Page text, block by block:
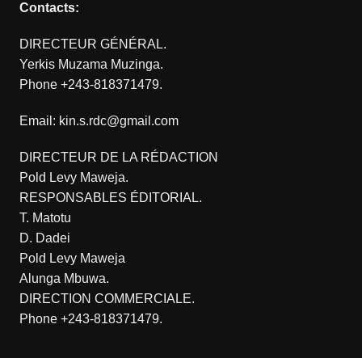
Contacts:
DIRECTEUR GÉNÉRAL.
Yerkis Muzama Muzinga.
Phone +243-818371479.
Email: kin.s.rdc@gmail.com
DIRECTEUR DE LA RÉDACTION
Pold Levy Maweja.
RESPONSABLES ÉDITORIAL.
T. Matotu
D. Dadei
Pold Levy Maweja
Alunga Mbuwa.
DIRECTION COMMERCIALE.
Phone +243-818371479.